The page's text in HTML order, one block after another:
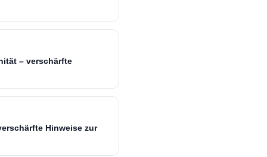
– verschärfte
Hinweise zur